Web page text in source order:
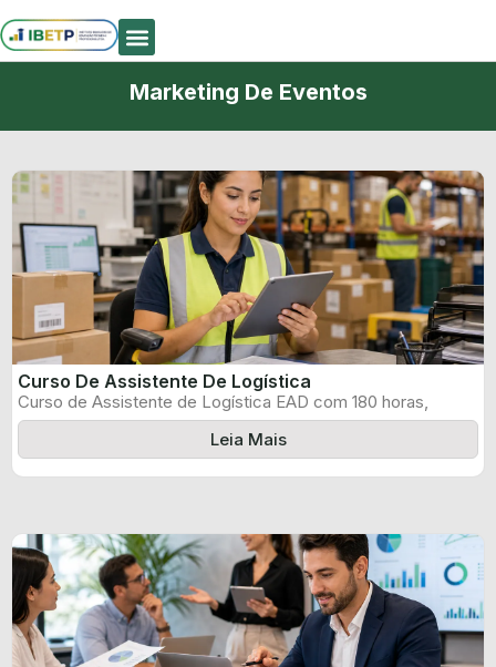
Marketing De Eventos
Curso De Assistente De Logística
Curso de Assistente de Logística EAD com 180 horas,
certificado informado pelo produtor ...
Leia Mais